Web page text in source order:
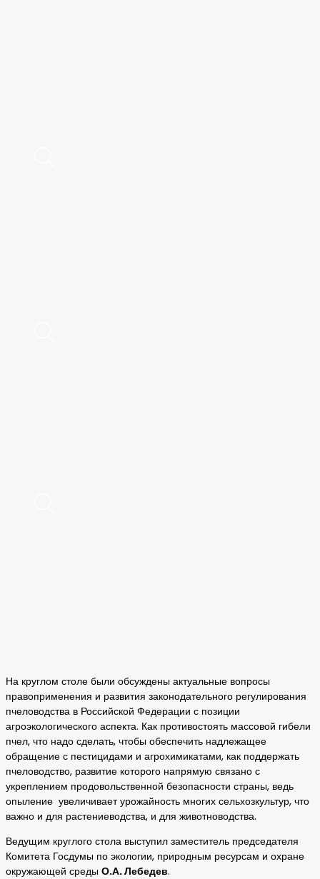
На круглом столе были обсуждены актуальные вопросы
правоприменения и развития законодательного регулирования
пчеловодства в Российской Федерации с позиции
агроэкологического аспекта. Как противостоять массовой гибели
пчел, что надо сделать, чтобы обеспечить надлежащее
обращение с пестицидами и агрохимикатами, как поддержать
пчеловодство, развитие которого напрямую связано с
укреплением продовольственной безопасности страны, ведь
опыление увеличивает урожайность многих сельхозкультур, что
важно и для растениеводства, и для животноводства.
Ведущим круглого стола выступил заместитель председателя
Комитета Госдумы по экологии, природным ресурсам и охране
окружающей среды О.А. Лебедев.